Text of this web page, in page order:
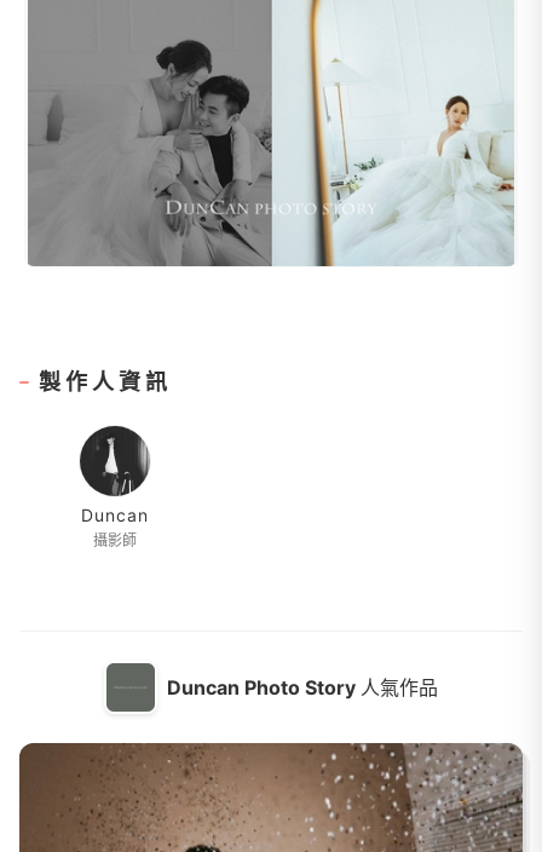
製作人資訊
Duncan
攝影師
Duncan Photo Story 人氣作品